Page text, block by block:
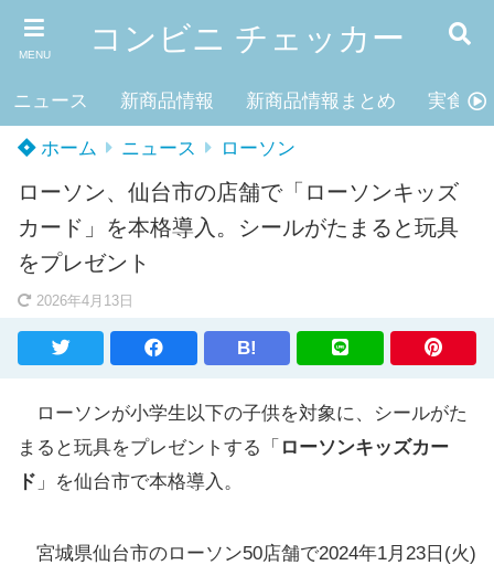
MENU コンビニ チェッカー
ニュース 新商品情報 新商品情報まとめ 実食レ
ホーム ニュース ローソン
ローソン、仙台市の店舗で「ローソンキッズ
カード」を本格導入。シールがたまると玩具
をプレゼント
2026年4月13日
B!
ローソンが小学生以下の子供を対象に、シールがた
まると玩具をプレゼントする「 ローソンキッズカー
ド 」を仙台市で本格導入。
宮城県仙台市のローソン50店舗で2024年1月23日(火)